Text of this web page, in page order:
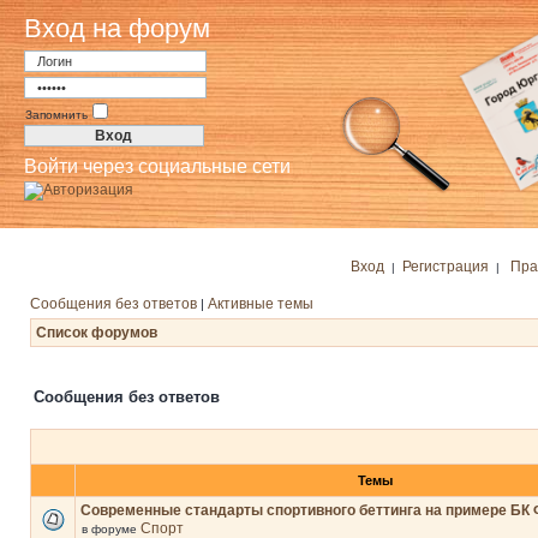
Вход на форум
Запомнить
Войти через социальные сети
Вход | Регистрация |
Сообщения без ответов | Активные темы
Список форумов
Сообщения без ответов
Темы
Современные стандарты спортивного беттинга на примере БК
в форуме Спорт